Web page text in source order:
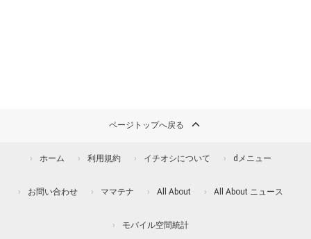
ページトップへ戻る
ホーム 利用規約 イチオシについて dメニュー
お問い合わせ ママテナ All About All About ニュース
モバイル空間統計